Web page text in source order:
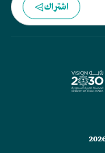
اشتراك